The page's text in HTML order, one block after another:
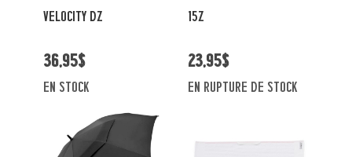
VELOCITY DZ
36,95$
en stock
15Z
23,95$
En rupture de stock